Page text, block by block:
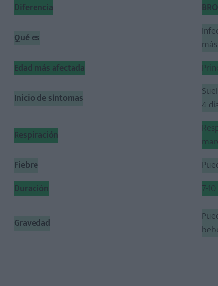
Diferencia
Qué es
Edad más afectada
Inicio de síntomas
4
Respiración
Fiebre
Duración
7-
Gravedad